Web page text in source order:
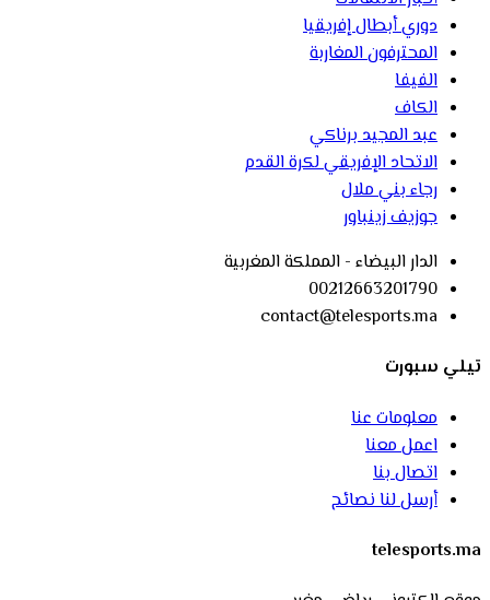
دوري أبطال إفريقيا
المحترفون المغاربة
الفيفا
الكاف
عبد المجيد برناكي
الاتحاد الإفريقي لكرة القدم
رجاء بني ملال
جوزيف زينباور
الدار البيضاء - المملكة المغربية
00212663201790
contact@telesports.ma
تيلي سبورت
معلومات عنا
اعمل معنا
اتصال بنا
أرسل لنا نصائح
telesports.ma